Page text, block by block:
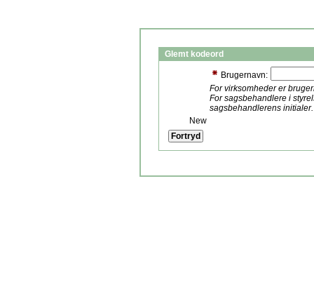
Glemt kodeord
Brugernavn:
For virksomheder er
For sagsbehandlere i
sagsbehandlerens initialer.
New